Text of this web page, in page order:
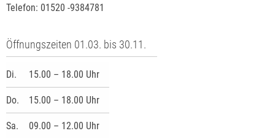
Telefon: 01520 -9384781
Öffnungszeiten 01.03. bis 30.11.
Di. 15.00 – 18.00 Uhr
Do. 15.00 – 18.00 Uhr
Sa. 09.00 – 12.00 Uhr